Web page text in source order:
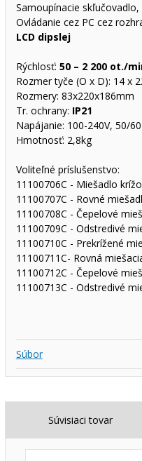
Samoupínacie
Ovládanie cez PC cez
LCD dipslej
Rýchlosť: 50 – 2 200 ot./
Rozmer tyče (O x D): 14 x
Rozmery: 83x220x186mm
Tr. ochrany: IP21
Napájanie: 100-240V, 50/
Hmotnosť: 2,8kg
Voliteľné príslušenstvo:
11100706C - Miešadlo
11100707C - Rovné
11100708C - Čepelové
11100709C - Odstredivé
11100710C - Prekrížené
11100711C- Rovná
11100712C - Čepelové
11100713C - Odstredivé
Súbor
Súvisiaci tovar